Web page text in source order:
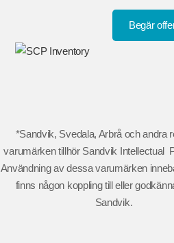
Begär
*Sandvik, Svedala, Arbrå och andra
varumärken tillhör Sandvik Intellectual
Användning av dessa varumärken
finns någon koppling till eller
Sandvik.